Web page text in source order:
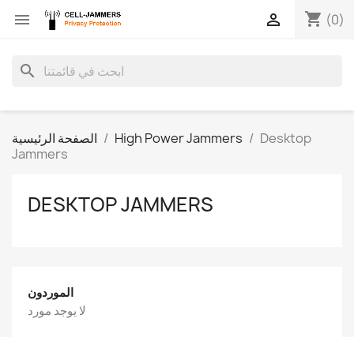
 shopping_cart (0)

search
الصفحة الرئيسية High Power Jammers
Desktop
Jammers
DESKTOP JAMMERS
الموردون
لا يوجد مورد